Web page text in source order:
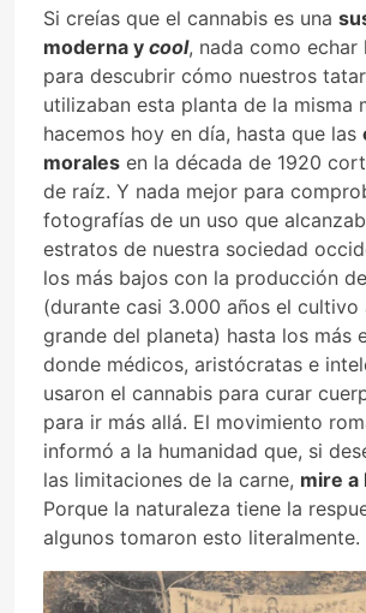
Si creías que el cannabis es una
moderna y cool, nada como echar
para descubrir cómo nuestros
utilizaban esta planta de la misma
hacemos hoy en día, hasta que las
morales en la década de 1920
de raíz. Y nada mejor para
fotografías de un uso que
estratos de nuestra sociedad
los más bajos con la producción
(durante casi 3.000 años el cultivo
grande del planeta) hasta los más
donde médicos, aristócratas e
usaron el cannabis para curar
para ir más allá. El movimiento
informó a la humanidad que, si
las limitaciones de la carne, mire a
Porque la naturaleza tiene la
algunos tomaron esto literalmente.